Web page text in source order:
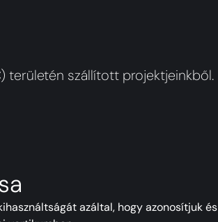
területén szállított projektjeinkből.
azáltal, hogy azonosítjuk és